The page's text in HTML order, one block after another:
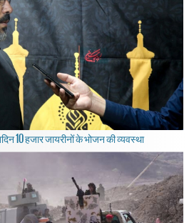
10 हजार जायरीनों के भोजन की व्यवस्था